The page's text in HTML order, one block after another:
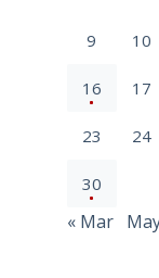
9 10
16 17
23 24
30
« Mar